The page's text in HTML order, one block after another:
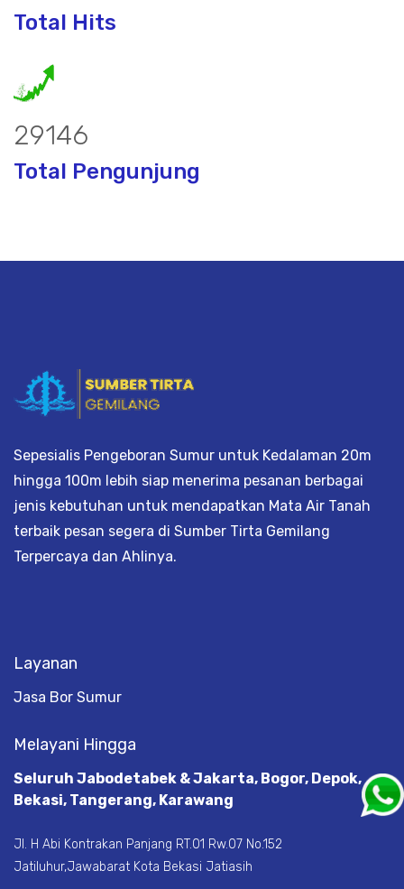
Total Hits
38473
Total Pengunjung
Sepesialis Pengeboran Sumur untuk Kedalaman 20m
hingga 100m lebih siap menerima pesanan berbagai
jenis kebutuhan untuk mendapatkan Mata Air Tanah
terbaik pesan segera di Sumber Tirta Gemilang
Terpercaya dan Ahlinya.
Layanan
Jasa Bor Sumur
Melayani Hingga
Seluruh Jabodetabek & Jakarta, Bogor, Depok,
Bekasi, Tangerang, Karawang
Jl. H Abi Kontrakan Panjang RT.01 Rw.07 No.152
Jatiluhur,Jawabarat Kota Bekasi Jatiasih